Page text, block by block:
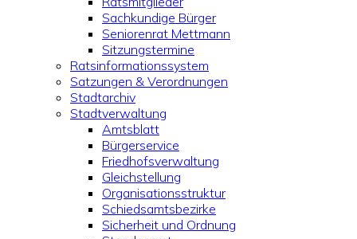
Sachkundige Bürger
Seniorenrat Mettmann
Sitzungstermine
Ratsinformationssystem
Satzungen & Verordnungen
Stadtarchiv
Stadtverwaltung
Amtsblatt
Bürgerservice
Friedhofsverwaltung
Gleichstellung
Organisationsstruktur
Schiedsamtsbezirke
Sicherheit und Ordnung